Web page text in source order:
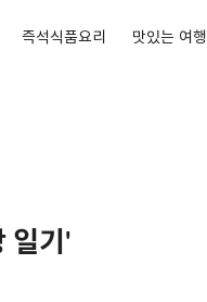
즉석식품요리 맛있는 여행
일기'